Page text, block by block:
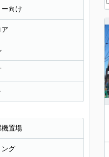
向け
置場
ング